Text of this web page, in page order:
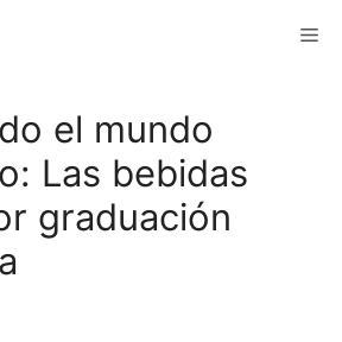
el mundo
Las bebidas
graduación